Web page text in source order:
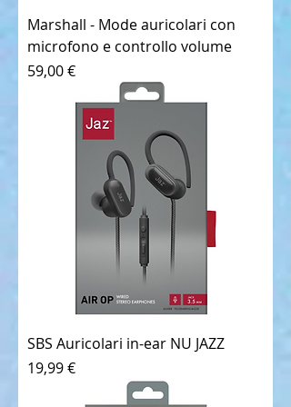
Marshall - Mode auricolari con
microfono e controllo volume
Prezzo
59,00 €
SBS Auricolari in-ear NU JAZZ
Prezzo
19,99 €